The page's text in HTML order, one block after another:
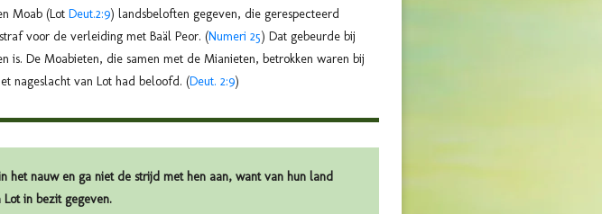
Moab (Lot Deut.2:9) landsbeloften gegeven, die gerespecteerd
voor de verleiding met Baäl Peor. (Numeri 25) Dat gebeurde bij
is. De Moabieten, die samen met de Mianieten, betrokken waren bij
nageslacht van Lot had beloofd. (Deut. 2:9)
het nauw en ga niet de strijd met hen aan, want van hun land
in bezit gegeven.